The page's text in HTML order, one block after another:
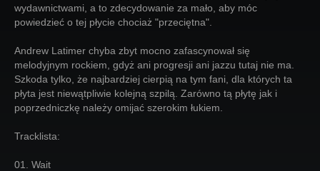
wydawnictwami, a to zdecydowanie za mało, aby móc
powiedzieć o tej płycie chociaż "przeciętna".
Andrew Latimer chyba zbyt mocno zafascynował się
melodyjnym rockiem, gdyż ani progresji ani jazzu tutaj nie ma.
Szkoda tylko, że najbardziej cierpią na tym fani, dla których ta
płyta jest niewątpliwie kolejną szpilą. Zarówno tą płytę jak i
poprzedniczkę należy omijać szerokim łukiem.
Tracklista:
01. Wait